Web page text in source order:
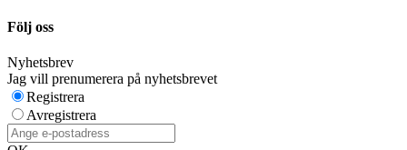
Följ oss
Nyhetsbrev
Jag vill prenumerera på nyhetsbrevet
Registrera
Avregistrera